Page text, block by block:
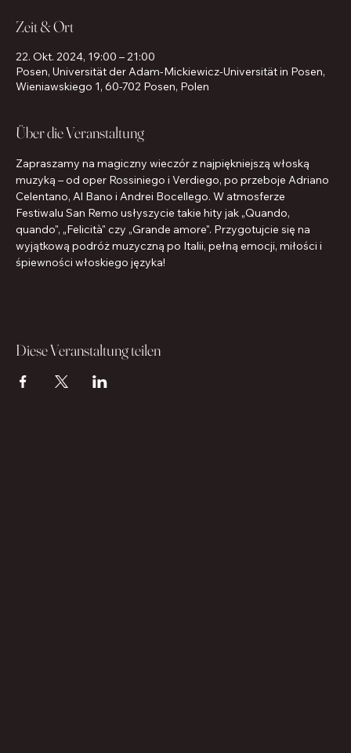
Zeit & Ort
22. Okt. 2024, 19:00 – 21:00
Posen, Universität der Adam-Mickiewicz-Universität in Posen,
Wieniawskiego 1, 60-702 Posen, Polen
Über die Veranstaltung
Zapraszamy na magiczny wieczór z najpiękniejszą włoską
muzyką – od oper Rossiniego i Verdiego, po przeboje Adriano
Celentano, Al Bano i Andrei Bocellego. W atmosferze
Festiwalu San Remo usłyszycie takie hity jak „Quando,
quando", „Felicità" czy „Grande amore". Przygotujcie się na
wyjątkową podróż muzyczną po Italii, pełną emocji, miłości i
śpiewności włoskiego języka!
Diese Veranstaltung teilen